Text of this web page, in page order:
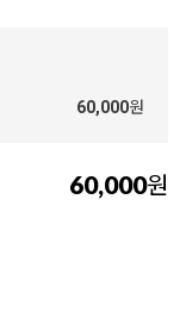
60,000원
60,000원